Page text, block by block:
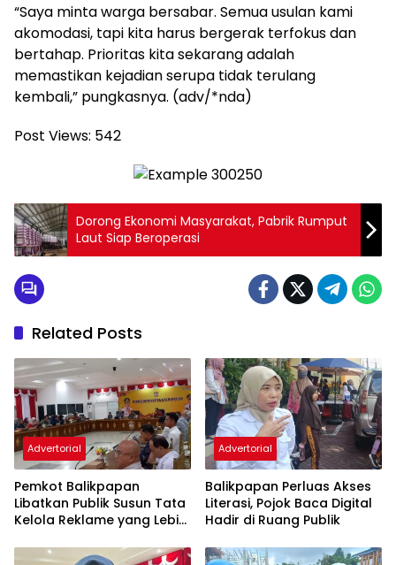
“Saya minta warga bersabar. Semua usulan kami
akomodasi, tapi kita harus bergerak terfokus dan
bertahap. Prioritas kita sekarang adalah
memastikan kejadian serupa tidak terulang
kembali,” pungkasnya. (adv/*nda)
Post Views: 542
Dorong Ekonomi Masyarakat, Pabrik Rumput
Laut Siap Beroperasi
Related Posts
Advertorial
Pemkot Balikpapan
Libatkan Publik Susun Tata
Kelola Reklame yang Lebih
Advertorial
Balikpapan Perluas Akses
Literasi, Pojok Baca Digital
Hadir di Ruang Publik